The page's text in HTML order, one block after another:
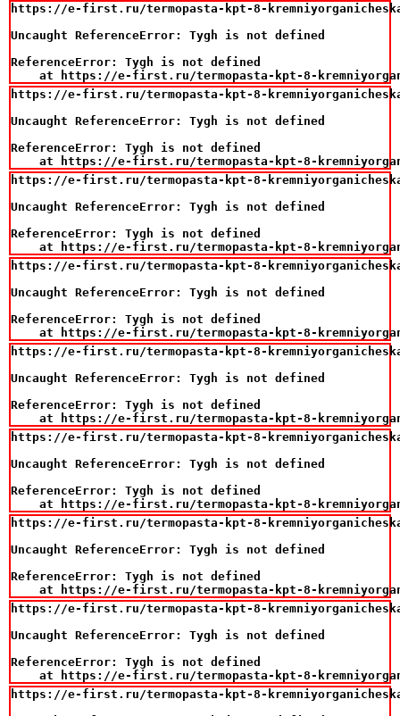
https://e-first.ru/termopasta-kpt-8-
Uncaught ReferenceError: Tygh is not defined
ReferenceError: Tygh is not defined
at https://e-first.ru/termopasta-kpt-8-
https://e-first.ru/termopasta-kpt-8-
Uncaught ReferenceError: Tygh is not defined
ReferenceError: Tygh is not defined
at https://e-first.ru/termopasta-kpt-8-
https://e-first.ru/termopasta-kpt-8-
Uncaught ReferenceError: Tygh is not defined
ReferenceError: Tygh is not defined
at https://e-first.ru/termopasta-kpt-8-
https://e-first.ru/termopasta-kpt-8-
Uncaught ReferenceError: Tygh is not defined
ReferenceError: Tygh is not defined
at https://e-first.ru/termopasta-kpt-8-
https://e-first.ru/termopasta-kpt-8-
Uncaught ReferenceError: Tygh is not defined
ReferenceError: Tygh is not defined
at https://e-first.ru/termopasta-kpt-8-
https://e-first.ru/termopasta-kpt-8-
Uncaught ReferenceError: Tygh is not defined
ReferenceError: Tygh is not defined
at https://e-first.ru/termopasta-kpt-8-
https://e-first.ru/termopasta-kpt-8-
Uncaught ReferenceError: Tygh is not defined
ReferenceError: Tygh is not defined
at https://e-first.ru/termopasta-kpt-8-
https://e-first.ru/termopasta-kpt-8-
Uncaught ReferenceError: Tygh is not defined
ReferenceError: Tygh is not defined
at https://e-first.ru/termopasta-kpt-8-
https://e-first.ru/termopasta-kpt-8-